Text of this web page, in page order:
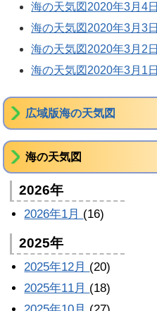
海の天気図2020年3月4日
海の天気図2020年3月3日
海の天気図2020年3月2日
海の天気図2020年3月1日
広域版海の天気図
海の天気図
2026年
2026年1月 (16)
2025年
2025年12月 (20)
2025年11月 (18)